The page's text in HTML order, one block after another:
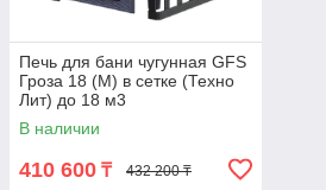
Печь для бани чугунная GFS
Гроза 18 (М) в сетке (Техно
Лит) до 18 м3
В наличии
410 600 ₸ 432 200 ₸